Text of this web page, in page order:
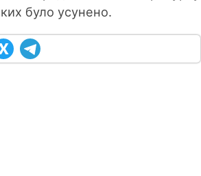
було усунено.